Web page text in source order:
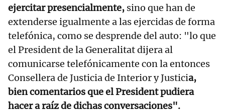
ejercitar presencialmente, sino que han de
extenderse igualmente a las ejercidas de forma
telefónica, como se desprende del auto: "lo que
el President de la Generalitat dijera al
comunicarse telefónicamente con la entonces
Consellera de Justicia de Interior y Justicia,
bien comentarios que el President pudiera
hacer a raíz de dichas conversaciones".